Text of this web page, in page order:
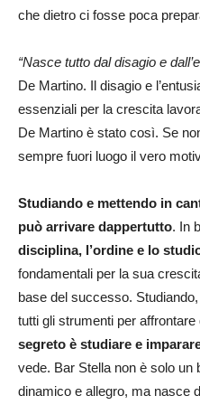
che dietro ci fosse poca
“Nasce tutto dal disagio e
De Martino. Il disagio e
essenziali per la crescita
De Martino è stato così. Se
sempre fuori luogo il vero
Studiando e mettendo in
può arrivare dappertutto. In
disciplina, l’ordine e lo
fondamentali per la sua
base del successo.
tutti gli strumenti per
segreto è studiare e
vede. Bar Stella non è solo un
dinamico e allegro, ma nasce